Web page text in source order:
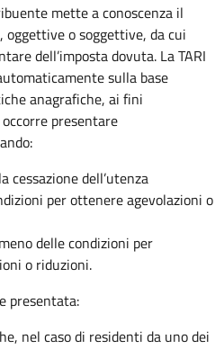
mette a conoscenza il
oggettive o soggettive, da cui
dell’imposta dovuta. La TARI
sulla base
anagrafiche, ai fini
presentare
cessazione dell’utenza
per ottenere agevolazioni o
delle condizioni per
o riduzioni.
presentata:
nel caso di residenti da uno dei